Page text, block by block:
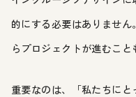
的にする必要はありませ
らプロジェクトが進むこと
重要なのは、「私たちに